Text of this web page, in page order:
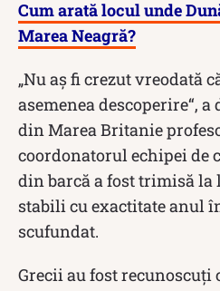
Cum arată locul unde
Marea Neagră?
„Nu aş fi crezut vreodată
asemenea descoperire“,
din Marea Britanie
coordonatorul echipei de
din barcă a fost trimisă la
stabili cu exactitate anul
scufundat.
Grecii au fost recunoscuți